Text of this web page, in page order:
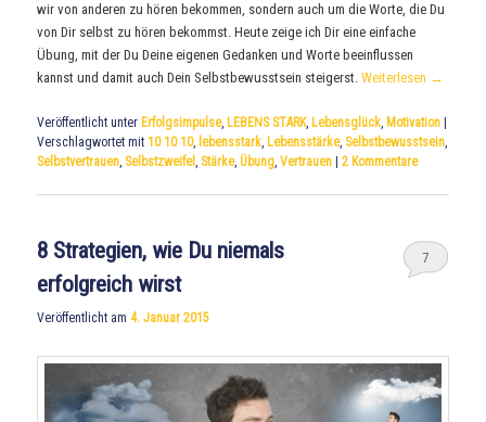
wir von anderen zu hören bekommen, sondern auch um die Worte, die Du
von Dir selbst zu hören bekommst. Heute zeige ich Dir eine einfache
Übung, mit der Du Deine eigenen Gedanken und Worte beeinflussen
kannst und damit auch Dein Selbstbewusstsein steigerst.Weiterlesen →
Veröffentlicht unter Erfolgsimpulse, LEBENS STARK, Lebensglück Motivation |
Verschlagwortet mit 10 10 10, lebensstark Lebensstärke, Selbstbewusstsein
Selbstvertrauen Selbstzweifel Stärke,Übung ,Vertrauen |2 Kommentare
8 Strategien, wie Du niemals
erfolgreich wirst
Veröffentlicht am4. Januar 2015
7